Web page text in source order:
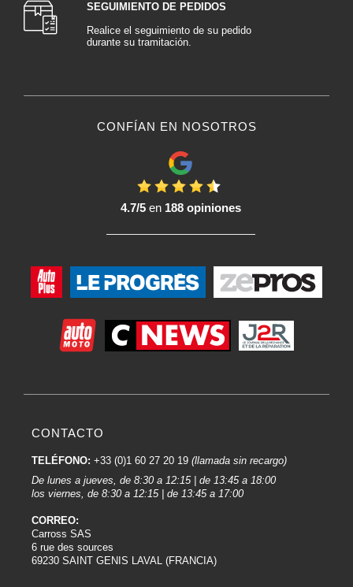
SEGUIMIENTO DE PEDIDOS
Realice el seguimiento de su pedido
durante su tramitación.
CONFÍAN EN NOSOTROS
4.7/5en 188 opiniones
CONTACTO
TELÉFONO: +33 (0)1 60 27 20 19 (llamada sin recargo)
De lunes a jueves, de 8:30 a 12:15 | de 13:45 a 18:00
los viernes, de 8:30 a 12:15 | de 13:45 a 17:00
CORREO:
Carross SAS
6 rue des sources
69230 SAINT GENIS LAVAL (FRANCIA)